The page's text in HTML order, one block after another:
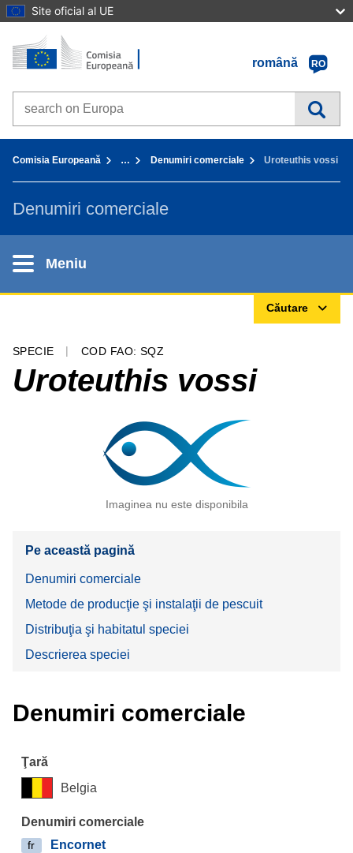
Site oficial al UE
Accesaţi conţinutul
Prima pagină - Comisia Europeană
română
RO
Search on Europa websites
Comisia Europeană … Denumiri comerciale Uroteuthis vossi
Denumiri comerciale
Meniu
Căutare
SPECIE COD FAO: SQZ
Uroteuthis vossi
Imaginea nu este disponibila
Pe această pagină
Denumiri comerciale
Metode de producţie şi instalaţii de pescuit
Distribuţia şi habitatul speciei
Descrierea speciei
Denumiri comerciale
Belgia
fr Encornet